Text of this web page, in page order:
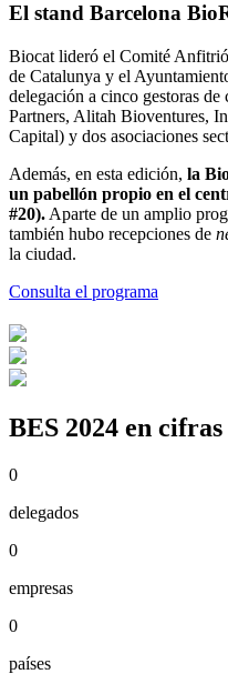
El stand Barcelona
Biocat lideró el Comité
de Catalunya y el
delegación a cinco gestoras
Partners, Alitah Bioventures,
Capital) y dos asociaciones
Además, en esta edición, la
un pabellón propio en el
#20). Aparte de un amplio
también hubo recepciones de
la ciudad.
Consulta el programa
BES 2024 en cifras
0
delegados
0
empresas
0
países